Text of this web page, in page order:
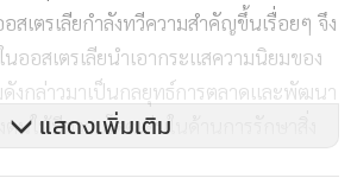
สเตรเลียกำลังทวีความสำคัญขึ้นเรื่อยๆ จึง
ออสเตรเลียนำเอากระแสความนิยมของ
งกล่าวมาเป็นกลยุทธ์การตลาดและพัฒนา
นให้มีความโดดเด่นในด้านการรักษาสิ่ง
แสดงเพิ่มเติม